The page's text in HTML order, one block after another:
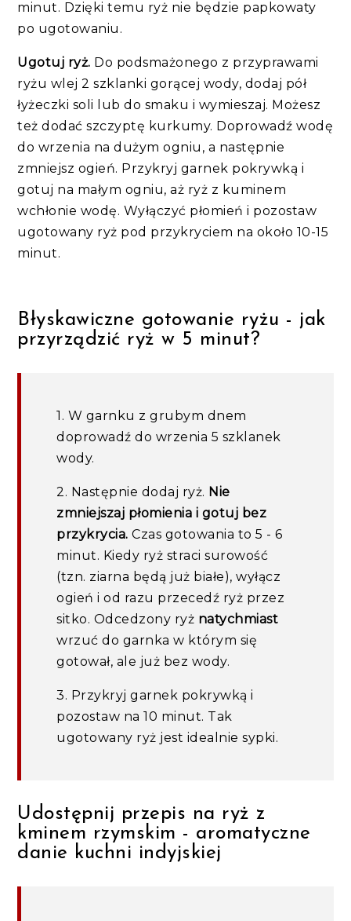
minut. Dzięki temu ryż nie będzie papkowaty
po ugotowaniu.
Ugotuj ryż. Do podsmażonego z przyprawami
ryżu wlej 2 szklanki gorącej wody, dodaj pół
łyżeczki soli lub do smaku i wymieszaj. Możesz
też dodać szczyptę kurkumy. Doprowadź wodę
do wrzenia na dużym ogniu, a następnie
zmniejsz ogień. Przykryj garnek pokrywką i
gotuj na małym ogniu, aż ryż z kuminem
wchłonie wodę. Wyłączyć płomień i pozostaw
ugotowany ryż pod przykryciem na około 10-15
minut.
Błyskawiczne gotowanie ryżu - jak
przyrządzić ryż w 5 minut?
1. W garnku z grubym dnem
doprowadź do wrzenia 5 szklanek
wody.
2. Następnie dodaj ryż. Nie
zmniejszaj płomienia i gotuj bez
przykrycia.Czas gotowania to 5 - 6
minut. Kiedy ryż straci surowość
(tzn. ziarna będą już białe), wyłącz
ogień i od razu przecedź ryż przez
sitko. Odcedzony ryż natychmiast
wrzuć do garnka w którym się
gotował, ale już bez wody.
3. Przykryj garnek pokrywką i
pozostaw na 10 minut. Tak
ugotowany ryż jest idealnie sypki.
Udostępnij przepis na ryż z
kminem rzymskim - aromatyczne
danie kuchni indyjskiej